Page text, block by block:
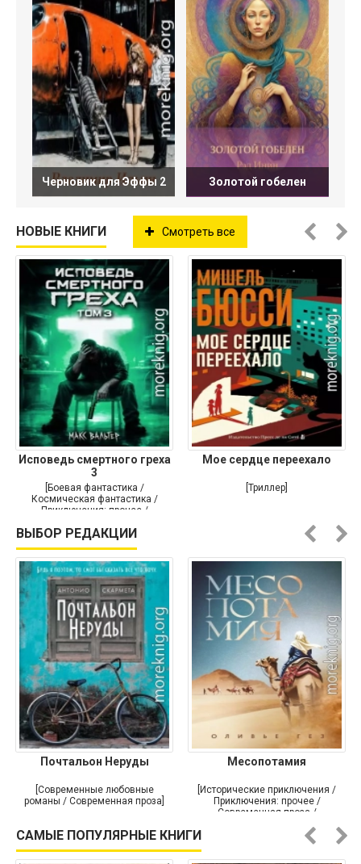
Черновик для Эффы 2 Золотой гобелен
НОВЫЕ КНИГИ Смотреть все
Исповедь смертного греха
3
[Боевая фантастика /
Космическая фантастика /
Приключения: прочее /
Мое сердце переехало
[Триллер]
ВЫБОР РЕДАКЦИИ
Почтальон Неруды
[Современные любовные
романы / Современная проза]
Месопотамия
[Исторические приключения /
Приключения: прочее /
Современная проза /
САМЫЕ ПОПУЛЯРНЫЕ КНИГИ